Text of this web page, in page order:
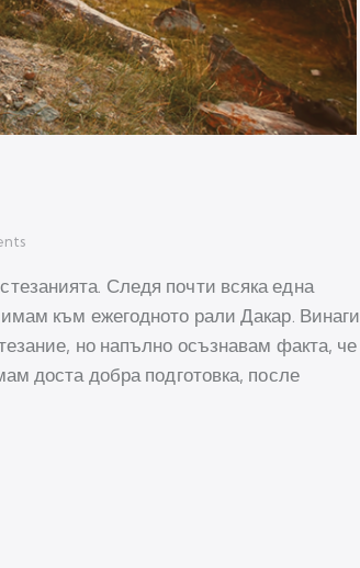
Следя почти всяка една
към ежегодното рали Дакар. Винаги
но напълно осъзнавам факта, че
доста добра подготовка, после